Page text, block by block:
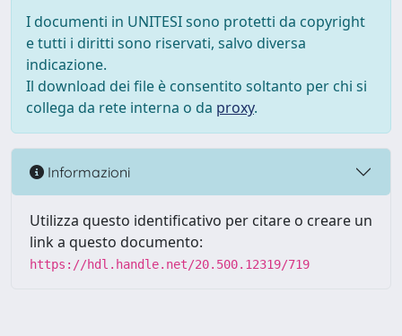
I documenti in UNITESI sono protetti da copyright
e tutti i diritti sono riservati, salvo diversa
indicazione.
Il download dei file è consentito soltanto per chi si
collega da rete interna o da proxy.
Informazioni
Utilizza questo identificativo per citare o creare un
link a questo documento:
https://hdl.handle.net/20.500.12319/719